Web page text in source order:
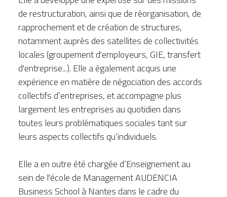
de restructuration, ainsi que de réorganisation, de
rapprochement et de création de structures,
notamment auprès des satellites de collectivités
locales (groupement d'employeurs, GIE, transfert
d'entreprise...). Elle a également acquis une
expérience en matière de négociation des accords
collectifs d’entreprises, et accompagne plus
largement les entreprises au quotidien dans
toutes leurs problématiques sociales tant sur
leurs aspects collectifs qu’individuels.
Elle a en outre été chargée d’Enseignement au
sein de l'école de Management AUDENCIA
Business School à Nantes dans le cadre du